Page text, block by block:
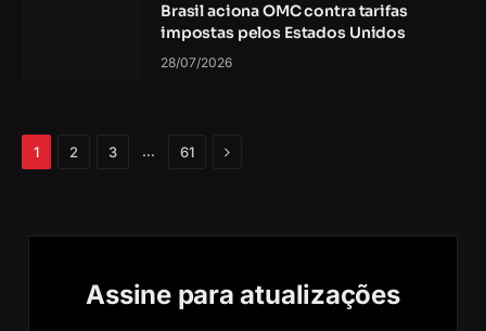
Brasil aciona OMC contra tarifas
impostas pelos Estados Unidos
28/07/2026
1 2 3 … 61 Próximo
Assine para atualizações